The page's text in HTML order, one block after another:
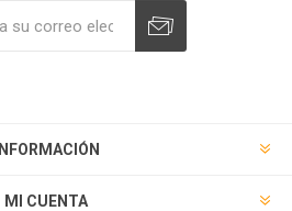
INFORMACIÓN
MI CUENTA